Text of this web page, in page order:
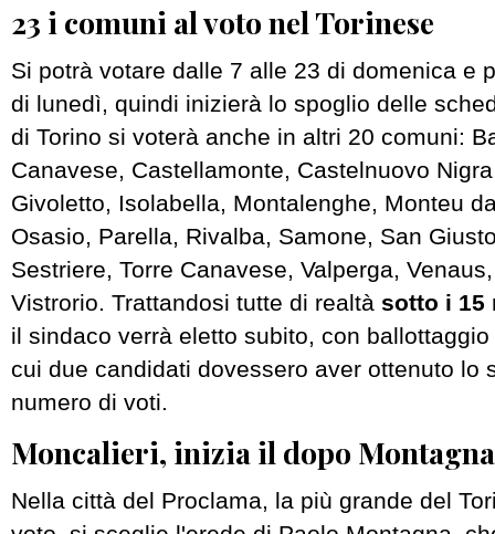
23 i comuni al voto nel Torinese
Si potrà votare dalle 7 alle 23 di domenica e
di lunedì, quindi inizierà lo spoglio delle
di Torino si voterà anche in altri 20 comuni:
Canavese, Castellamonte, Castelnuovo
Givoletto, Isolabella, Montalenghe, Monteu
Osasio, Parella, Rivalba, Samone, San
Sestriere, Torre Canavese, Valperga,
Vistrorio. Trattandosi tutte di realtà sotto i 15
il sindaco verrà eletto subito, con
cui due candidati dovessero aver ottenuto lo
numero di voti.
Moncalieri, inizia il dopo Montagna
Nella città del Proclama, la più grande del